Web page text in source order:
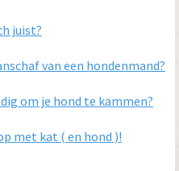
juist?
van een hondenmand?
om je hond te kammen?
met kat ( en hond )!